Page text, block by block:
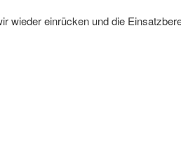
wieder einrücken und die